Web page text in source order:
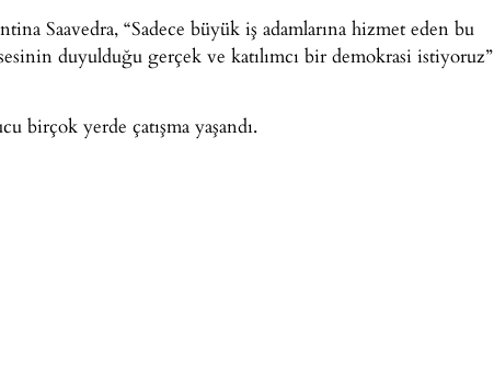
Saavedra, “Sadece büyük iş adamlarına hizmet eden bu
duyulduğu gerçek ve katılımcı bir demokrasi istiyoruz”
birçok yerde çatışma yaşandı.